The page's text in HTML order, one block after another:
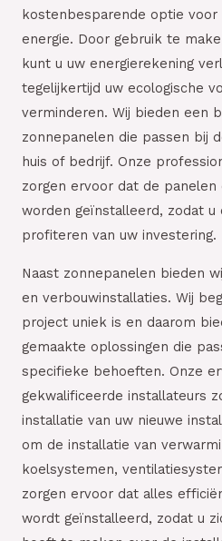
kostenbesparende optie
energie. Door gebruik te
kunt u uw energierekening
tegelijkertijd uw ecologische
verminderen. Wij bieden een
zonnepanelen die passen bij
huis of bedrijf. Onze
zorgen ervoor dat de
worden geïnstalleerd, zodat u
profiteren van uw investering.
Naast zonnepanelen bieden
en verbouwinstallaties. Wij
project uniek is en daarom
gemaakte oplossingen die
specifieke behoeften. Onze
gekwalificeerde installateurs
installatie van uw nieuwe
om de installatie van
koelsystemen,
zorgen ervoor dat alles
wordt geïnstalleerd, zodat u